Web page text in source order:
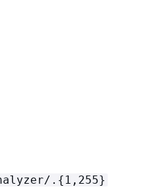
. { 1,255}